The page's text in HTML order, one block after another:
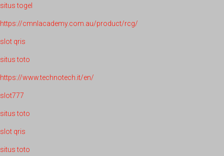
situs togel
https://cmnlacademy.com.au/product/rcg/
slot qris
situs toto
https://www.technotech.it/en/
slot777
situs toto
slot qris
situs toto